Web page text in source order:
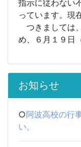
指示に従わない
っています。現
つきましては
め、６月１９日
お知らせ
○阿波高校の行
い。